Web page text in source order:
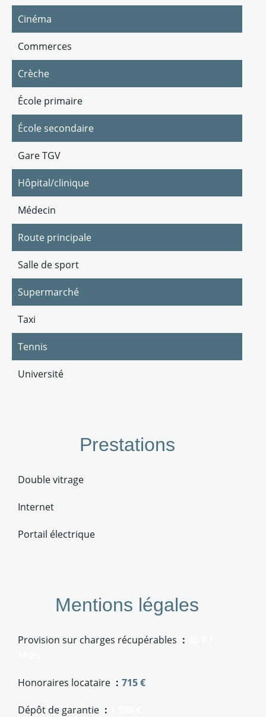
Cinéma
Commerces
Crèche
École primaire
École secondaire
Gare TGV
Hôpital/clinique
Médecin
Route principale
Salle de sport
Supermarché
Taxi
Tennis
Université
Prestations
Double vitrage
Internet
Portail électrique
Mentions légales
Provision sur charges récupérables
Honoraires locataire 715 €
Dépôt de garantie